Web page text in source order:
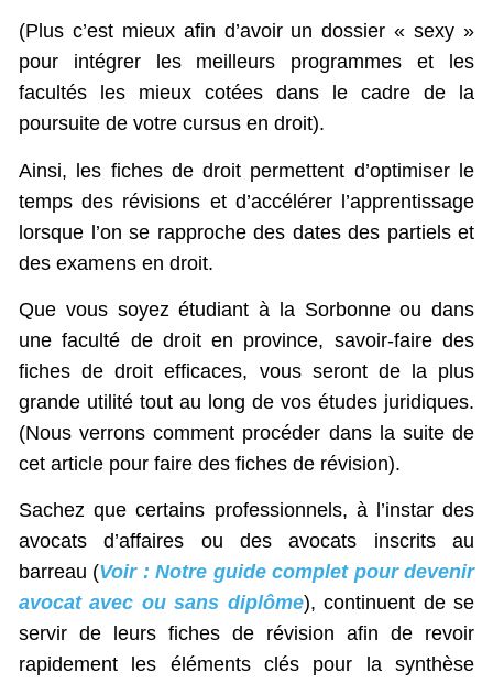
(Plus c’est mieux afin d’avoir un dossier « sexy »
pour intégrer les meilleurs programmes et les
facultés les mieux cotées dans le cadre de la
poursuite de votre cursus en droit).
Ainsi, les fiches de droit permettent d’optimiser le
temps des révisions et d’accélérer l’apprentissage
lorsque l’on se rapproche des dates des partiels et
des examens en droit.
Que vous soyez étudiant à la Sorbonne ou dans
une faculté de droit en province, savoir-faire des
fiches de droit efficaces, vous seront de la plus
grande utilité tout au long de vos études juridiques.
(Nous verrons comment procéder dans la suite de
cet article pour faire des fiches de révision).
Sachez que certains professionnels, à l’instar des
avocats d’affaires ou des avocats inscrits au
barreau (Voir : Notre guide complet pour devenir
avocat avec ou sans diplôme), continuent de se
servir de leurs fiches de révision afin de revoir
rapidement les éléments clés pour la synthèse